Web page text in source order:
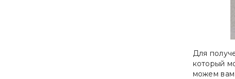
Для
который
можем вам